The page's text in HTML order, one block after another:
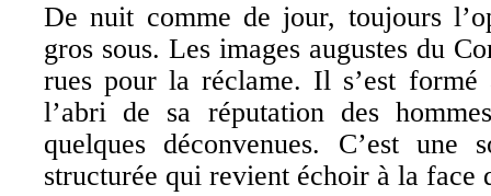
De nuit comme de jour, toujours
gros sous. Les images augustes du
rues pour la réclame. Il s’est
l’abri de sa réputation des
quelques déconvenues. C’est une
structurée qui revient échoir à la face